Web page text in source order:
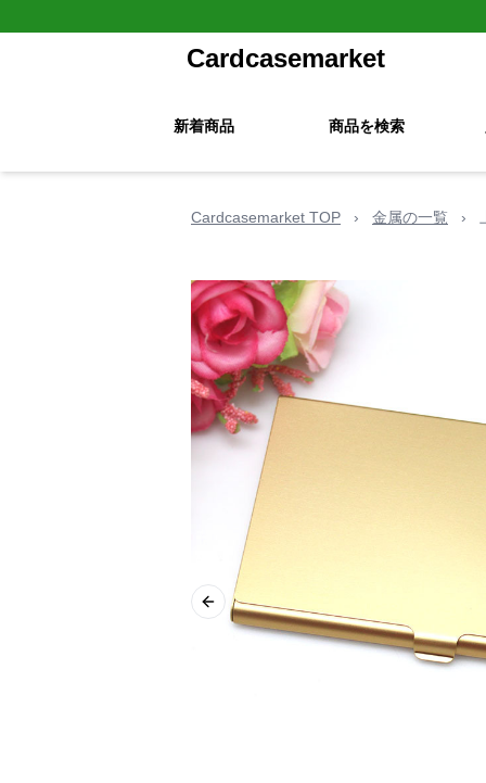
Cardcasemarket
新着商品 商品を検索
Cardcasemarket TOP › 金属の一覧 ›
Previous slide